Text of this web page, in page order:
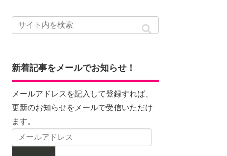
新着記事をメールでお知らせ！
メールアドレスを記入して登録すれば、
更新のお知らせをメールで受信いただけ
ます。